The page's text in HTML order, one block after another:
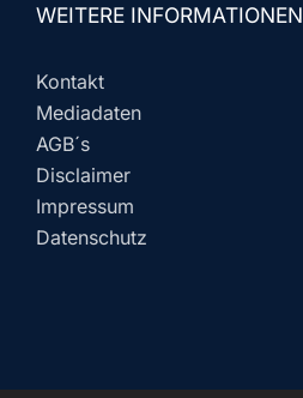
WEITERE INFORMATIONEN
Kontakt
Mediadaten
AGB´s
Disclaimer
Impressum
Datenschutz